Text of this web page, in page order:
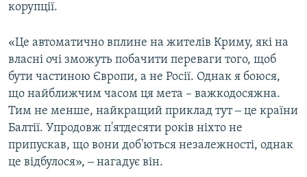
корупції.
«Це автоматично вплине на жителів Криму, які на
власні очі зможуть побачити переваги того, щоб
бути частиною Європи, а не Росії. Однак я боюся,
що найближчим часом ця мета – важкодосяжна.
Тим не менше, найкращий приклад тут ‒ це країни
Балтії. Упродовж п'ятдесяти років ніхто не
припускав, що вони доб'ються незалежності, однак
це відбулося», ‒ нагадує він.